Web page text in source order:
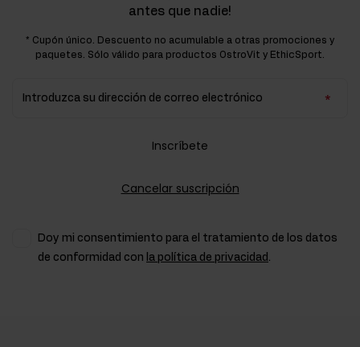
antes que nadie!
* Cupón único. Descuento no acumulable a otras promociones y
paquetes. Sólo válido para productos OstroVit y EthicSport.
Introduzca su dirección de correo electrónico
Inscríbete
Cancelar suscripción
Doy mi consentimiento para el tratamiento de los datos
de conformidad con la política de privacidad .